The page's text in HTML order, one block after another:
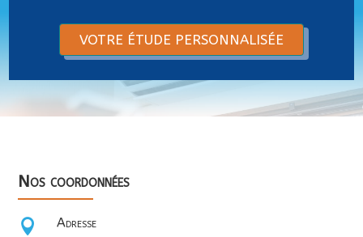
VOTRE ÉTUDE PERSONNALISÉE
Nos coordonnées
 Adresse